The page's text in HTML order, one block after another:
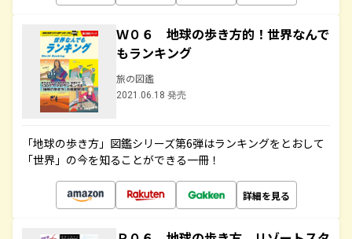
Ｗ０６ 地球の歩き方的！世界なんで
もランキング
旅の図鑑
2021.06.18 発売
「地球の歩き方」図鑑シリーズ第6弾はランキングをとおして
「世界」の今を知ることができる一冊！
詳細を見る